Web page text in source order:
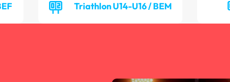
Triathlon U14-U16 / BEM